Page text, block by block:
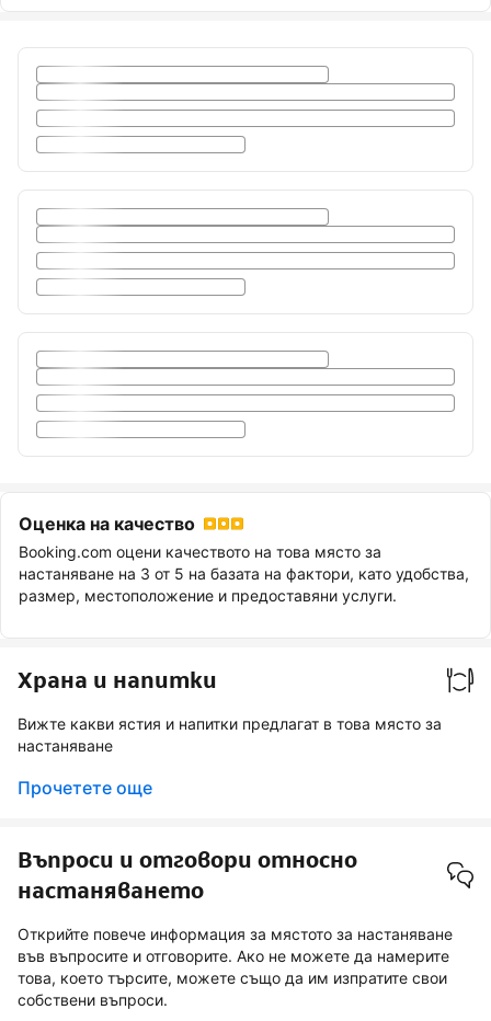
Оценка на качество
Booking.com оцени качеството на това място за
настаняване на 3 от 5 на базата на фактори, като удобства,
размер, местоположение и предоставяни услуги.
Храна и напитки
Вижте какви ястия и напитки предлагат в това място за
настаняване
Прочетете още
Въпроси и отговори относно
настаняването
Открийте повече информация за мястото за настаняване
във въпросите и отговорите. Ако не можете да намерите
това, което търсите, можете също да им изпратите свои
собствени въпроси.